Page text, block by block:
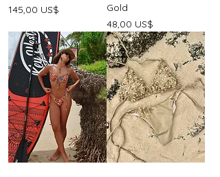
Precio
145,00 US$
Gold
Precio
48,00 US$